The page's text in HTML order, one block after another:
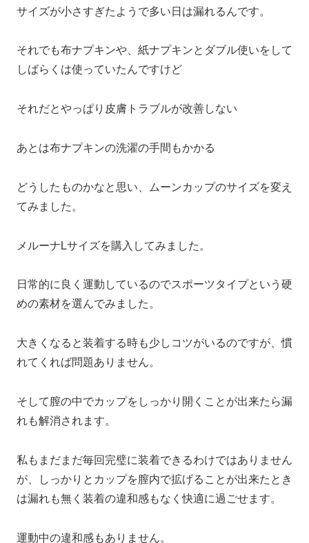
サイズが小さすぎたようで多い日は漏れるんです。
それでも布ナプキンや、紙ナプキンとダブル使いをして
しばらくは使っていたんですけど
それだとやっぱり皮膚トラブルが改善しない
あとは布ナプキンの洗濯の手間もかかる
どうしたものかなと思い、ムーンカップのサイズを変え
てみました。
メルーナLサイズを購入してみました。
日常的に良く運動しているのでスポーツタイプという硬
めの素材を選んでみました。
大きくなると装着する時も少しコツがいるのですが、慣
れてくれば問題ありません。
そして膣の中でカップをしっかり開くことが出来たら漏
れも解消されます。
私もまだまだ毎回完璧に装着できるわけではありません
が、しっかりとカップを膣内で拡げることが出来たとき
は漏れも無く装着の違和感もなく快適に過ごせます。
運動中の違和感もありません。